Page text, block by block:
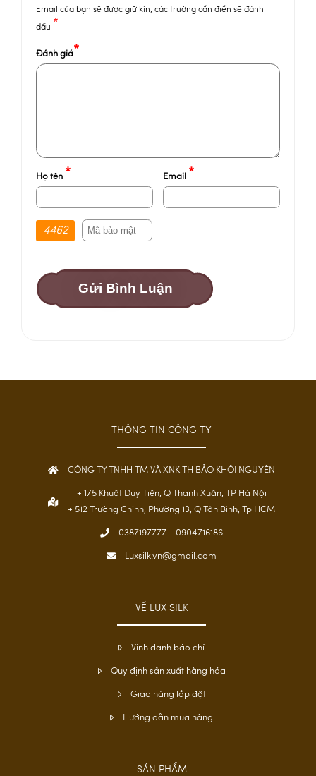
Email của bạn sẽ được giữ kín, các trường cần điền sẽ đánh
dấu *
Đánh giá*
Họ tên * Email *
4462
Gửi Bình Luận
THÔNG TIN CÔNG TY
CÔNG TY TNHH TM VÀ XNK TH BẢO KHÔI NGUYÊN
+ 175 Khuất Duy Tiến, Q Thanh Xuân, TP Hà Nội
+ 512 Trường Chinh, Phường 13, Q Tân Bình, Tp HCM
0387197777 0904716186
Luxsilk.vn@gmail.com
VỀ LUX SILK
Vinh danh báo chí
Quy định sản xuất hàng hóa
Giao hàng lắp đặt
Hướng dẫn mua hàng
SẢN PHẨM